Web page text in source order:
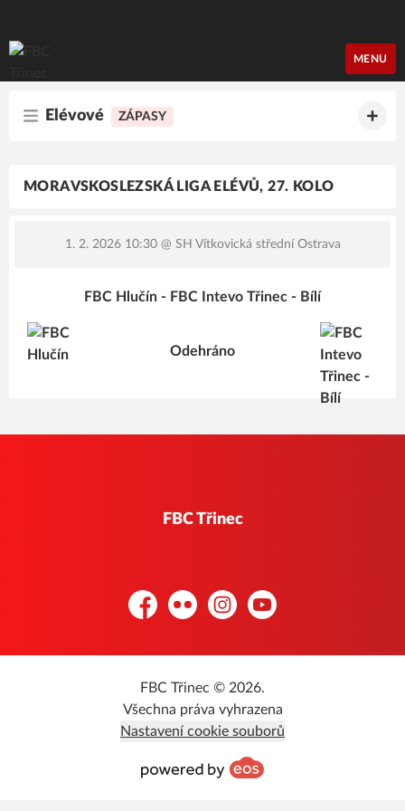
FBC Třinec
MENU
Elévové ZÁPASY
MORAVSKOSLEZSKÁ LIGA ELÉVŮ, 27. KOLO
1. 2. 2026 10:30@ SH Vítkovická střední Ostrava
FBC Hlučín - FBC Intevo Třinec - Bílí
Odehráno
FBC Třinec
FacebookFlickr InstagramYouTube
FBC Třinec © 2026.
Všechna práva vyhrazena
Nastavení cookie souborů